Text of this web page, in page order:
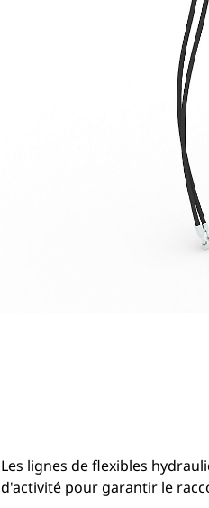
Les lignes de flexibles
d'activité pour garantir le